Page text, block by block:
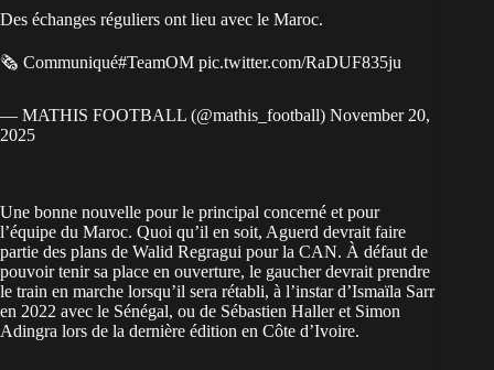
Des échanges réguliers ont lieu avec le Maroc.
🗞 Communiqué#TeamOM pic.twitter.com/RaDUF835ju
— MATHIS FOOTBALL (@mathis_football) November 20,
2025
Une bonne nouvelle pour le principal concerné et pour
l’équipe du Maroc. Quoi qu’il en soit, Aguerd devrait faire
partie des plans de Walid Regragui pour la CAN. À défaut de
pouvoir tenir sa place en ouverture, le gaucher devrait prendre
le train en marche lorsqu’il sera rétabli, à l’instar d’Ismaïla Sarr
en 2022 avec le Sénégal, ou de Sébastien Haller et Simon
Adingra lors de la dernière édition en Côte d’Ivoire.